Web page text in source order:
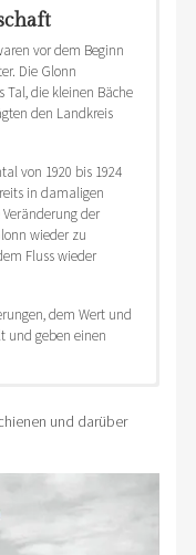
vor dem Beginn
Die Glonn
die kleinen Bäche
den Landkreis
von 1920 bis 1924
in damaligen
der
wieder zu
Fluss wieder
dem Wert und
und geben einen
Land und
und
Kreisgruppe Dachau
…“
eineGeschichte
und darüber